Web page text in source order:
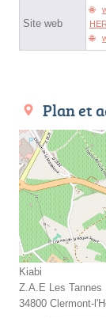
Site web
Plan et
Kiabi
Z.A.E Les Tannes
34800 Clermont-